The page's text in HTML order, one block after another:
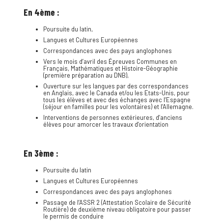
En 4ème :
Poursuite du latin,
Langues et Cultures Européennes
Correspondances avec des pays anglophones
Vers le mois d’avril des Épreuves Communes en
Français, Mathématiques et Histoire-Géographie
(première préparation au DNB),
Ouverture sur les langues par des correspondances
en Anglais, avec le Canada et/ou les Etats-Unis, pour
tous les élèves et avec des échanges avec l’Espagne
(séjour en familles pour les volontaires) et l’Allemagne.
Interventions de personnes extérieures, d’anciens
élèves pour amorcer les travaux d’orientation
En 3ème :
Poursuite du latin
Langues et Cultures Européennes
Correspondances avec des pays anglophones
Passage de l’ASSR 2 (Attestation Scolaire de Sécurité
Routière) de deuxième niveau obligatoire pour passer
le permis de conduire